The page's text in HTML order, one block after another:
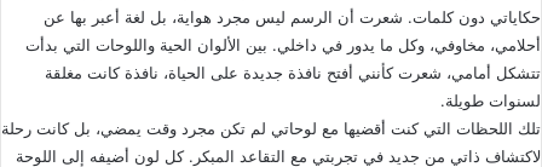
حكاياتي دون كلمات. شعرت أن الرسم ليس مجرد هواية، بل لغة أعبر بها عن
أحلامي، مخاوفي، وكل ما يدور في داخلي. بين الألوان الحية واللوحات التي بدأت
تتشكل أمامي، شعرت كأنني أفتح نافذة جديدة على الحياة، نافذة كانت مغلقة
لسنوات طويلة.
تلك اللحظات التي كنت أقضيها مع لوحاتي لم تكن مجرد وقت يمضي، بل كانت رحلة
لاكتشاف ذاتي من جديد في تجربتي مع التقاعد المبكر. كل لون أضيفه إلى اللوحة